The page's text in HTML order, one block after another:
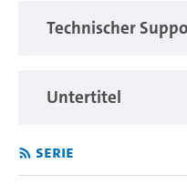
Technischer
Untertitel
Serie